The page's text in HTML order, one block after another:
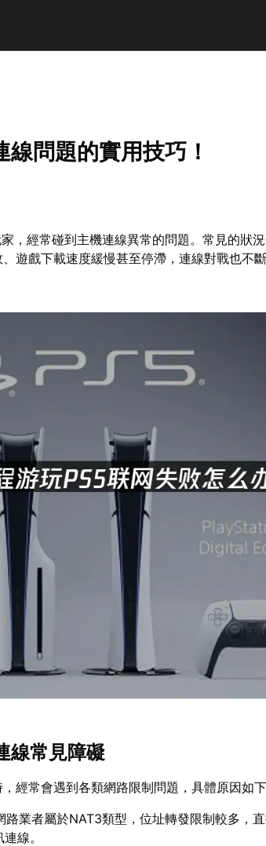
問題的實用技巧！
，經常碰到主機連線異常的問題。常見的狀
遊戲下載速度緩慢甚至停滯，連線對戰也不
線常見障礙
經常會遇到各類網路限制問題，具體原因如下
路業者屬於NAT3類型，位址轉發限制較多，
線。